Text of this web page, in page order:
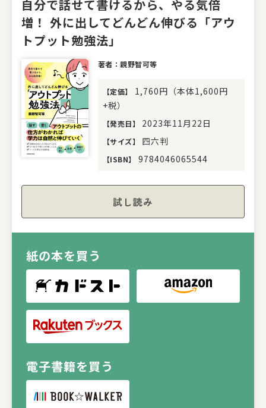
自分で話せて書けるから、やる気倍
増！ 外に出してどんどん伸びる「アウ
トプット勉強法」
著者：親野智可等
【定価】
1,760円（本体1,600円
+税）
【発売日】 2023年11月22日
【サイズ】 四六判
【ISBN】 9784046065544
試し読み
紙の本を買う
電子書籍を買う